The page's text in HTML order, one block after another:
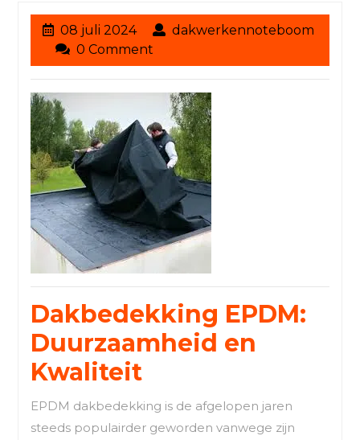
08 juli 202408
juli
2024
dakwerkennoteboom
dakwerkennoteboom
0 Comment
Dakbedekking EPDM:
Duurzaamheid en
Kwaliteit
EPDM dakbedekking is de afgelopen jaren
steeds populairder geworden vanwege zijn